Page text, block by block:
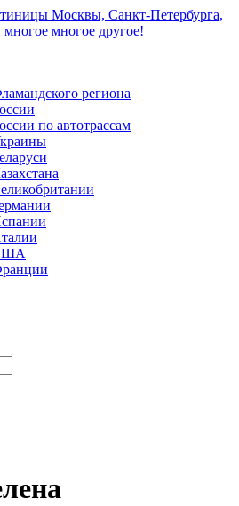
региона
по автотрассам